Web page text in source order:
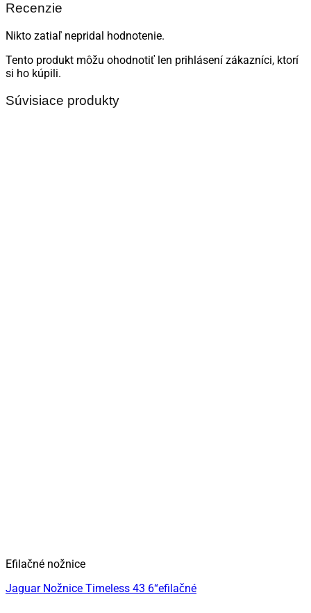
Recenzie
Nikto zatiaľ nepridal hodnotenie.
Tento produkt môžu ohodnotiť len prihlásení zákazníci, ktorí
si ho kúpili.
Súvisiace produkty
Efilačné nožnice
Jaguar Nožnice Timeless 43 6“efilačné